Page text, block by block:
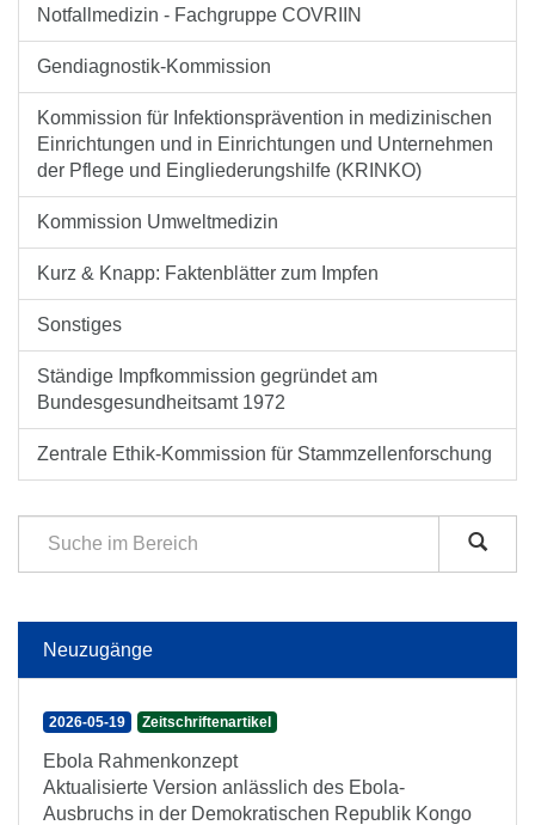
Notfallmedizin - Fachgruppe COVRIIN
Gendiagnostik-Kommission
Kommission für Infektions­prävention in medi­zini­schen
Ein­rich­tungen und in Ein­rich­tungen und Unter­nehmen
der Pflege und Ein­gliederungs­hilfe (KRINKO)
Kommission Umweltmedizin
Kurz & Knapp: Faktenblätter zum Impfen
Sonstiges
Ständige Impfkommission gegründet am
Bundesgesundheitsamt 1972
Zentrale Ethik-Kommission für Stammzellenforschung
Neuzugänge
2026-05-19 Zeitschriftenartikel
Ebola Rahmenkonzept
Aktualisierte Version anlässlich des Ebola-
Ausbruchs in der Demokratischen Republik Kongo